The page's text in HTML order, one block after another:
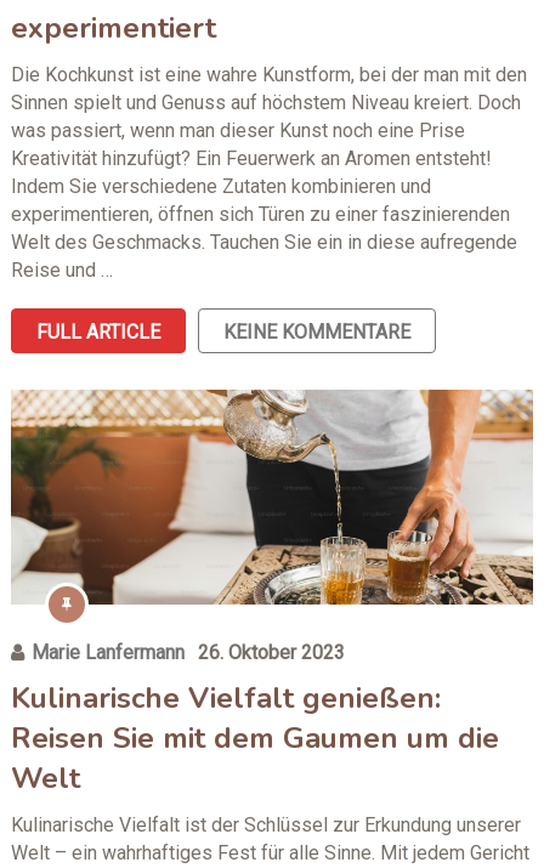
experimentiert
Die Kochkunst ist eine wahre Kunstform, bei der man mit den
Sinnen spielt und Genuss auf höchstem Niveau kreiert. Doch
was passiert, wenn man dieser Kunst noch eine Prise
Kreativität hinzufügt? Ein Feuerwerk an Aromen entsteht!
Indem Sie verschiedene Zutaten kombinieren und
experimentieren, öffnen sich Türen zu einer faszinierenden
Welt des Geschmacks. Tauchen Sie ein in diese aufregende
Reise und …
FULL ARTICLE KEINE KOMMENTARE
Marie Lanfermann 26. Oktober 2023
Kulinarische Vielfalt genießen:
Reisen Sie mit dem Gaumen um die
Welt
Kulinarische Vielfalt ist der Schlüssel zur Erkundung unserer
Welt – ein wahrhaftiges Fest für alle Sinne. Mit jedem Gericht